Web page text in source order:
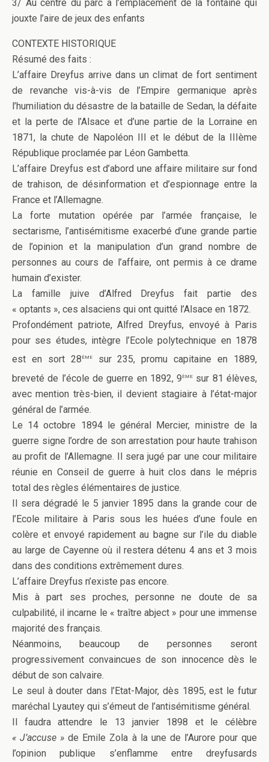
3/ Au centre du parc à l’emplacement de la fontaine qui
jouxte l’aire de jeux des enfants
CONTEXTE HISTORIQUE
Résumé des faits :
L’affaire Dreyfus arrive dans un climat de fort sentiment
de revanche vis-à-vis de l’Empire germanique après
l’humiliation du désastre de la bataille de Sedan, la défaite
et la perte de l’Alsace et d’une partie de la Lorraine en
1871, la chute de Napoléon III et le début de la IIIème
République proclamée par Léon Gambetta.
L’affaire Dreyfus est d’abord une affaire militaire sur fond
de trahison, de désinformation et d’espionnage entre la
France et l’Allemagne.
La forte mutation opérée par l’armée française, le
sectarisme, l’antisémitisme exacerbé d’une grande partie
de l’opinion et la manipulation d’un grand nombre de
personnes au cours de l’affaire, ont permis à ce drame
humain d’exister.
La famille juive d’Alfred Dreyfus fait partie des
« optants », ces alsaciens qui ont quitté l’Alsace en 1872.
Profondément patriote, Alfred Dreyfus, envoyé à Paris
pour ses études, intègre l’Ecole polytechnique en 1878
est en sort 28èmesur 235, promu capitaine en 1889,
breveté de l’école de guerre en 1892, 9ème sur 81 élèves,
avec mention très-bien, il devient stagiaire à l’état-major
général de l’armée.
Le 14 octobre 1894 le général Mercier, ministre de la
guerre signe l’ordre de son arrestation pour haute trahison
au profit de l’Allemagne. Il sera jugé par une cour militaire
réunie en Conseil de guerre à huit clos dans le mépris
total des règles élémentaires de justice.
Il sera dégradé le 5 janvier 1895 dans la grande cour de
l’Ecole militaire à Paris sous les huées d’une foule en
colère et envoyé rapidement au bagne sur l’ile du diable
au large de Cayenne où il restera détenu 4 ans et 3 mois
dans des conditions extrêmement dures.
L’affaire Dreyfus n’existe pas encore.
Mis à part ses proches, personne ne doute de sa
culpabilité, il incarne le « traître abject » pour une immense
majorité des français.
Néanmoins, beaucoup de personnes seront
progressivement convaincues de son innocence dès le
début de son calvaire.
Le seul à douter dans l’Etat-Major, dès 1895, est le futur
maréchal Lyautey qui s’émeut de l’antisémitisme général.
Il faudra attendre le 13 janvier 1898 et le célèbre
« J’accuse » de Emile Zola à la une de l’Aurore pour que
l’opinion publique s’enflamme entre dreyfusards